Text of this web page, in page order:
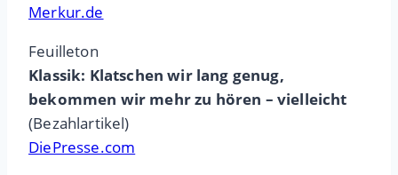
Merkur.de
Feuilleton
Klassik: Klatschen wir lang genug,
bekommen wir mehr zu hören – vielleicht
(Bezahlartikel)
DiePresse.com